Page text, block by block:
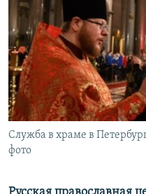
СИБИРЬ.РЕАЛИИ
РАСПИСАНИЕ ВЕЩАНИЯ
ПОДПИШИТЕСЬ НА
СОЦИАЛЬНЫЕ СЕТИ
Служба в храме в
фото